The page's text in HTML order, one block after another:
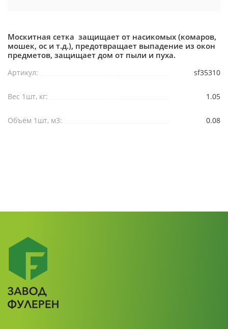
Москитная сетка защищает от насикомых (комаров,
мошек, ос и т.д.), предотвращает выпадение из окон
предметов, защищает дом от пыли и пуха.
Артикул: sf35310
Вес 1шт, кг: 1.05
Объём 1шт, м3: 0.08